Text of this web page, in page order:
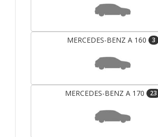
MERCEDES-BENZ A 160 3
MERCEDES-BENZ A 170 23